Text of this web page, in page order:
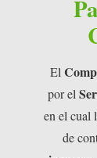
El
por el
en el cual
de